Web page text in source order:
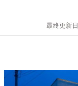
最終更新